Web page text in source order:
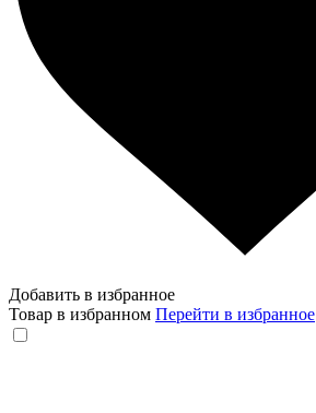
Добавить в избранное
Товар в избранном Перейти в избранное